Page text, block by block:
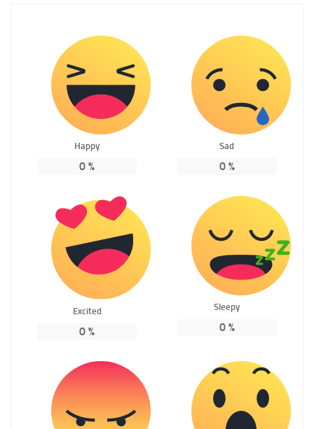
Happy
0 %
Sad
0%
Excited
0 %
Sleepy
0%